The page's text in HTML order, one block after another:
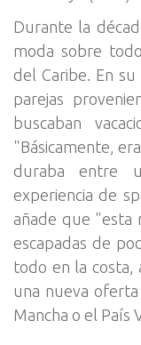
Durante la
moda sobre
del Caribe. En
parejas
buscaban
"Básicamente,
duraba entre
experiencia de
añade que "esta
escapadas de
todo en la costa,
una nueva oferta
Mancha o el País